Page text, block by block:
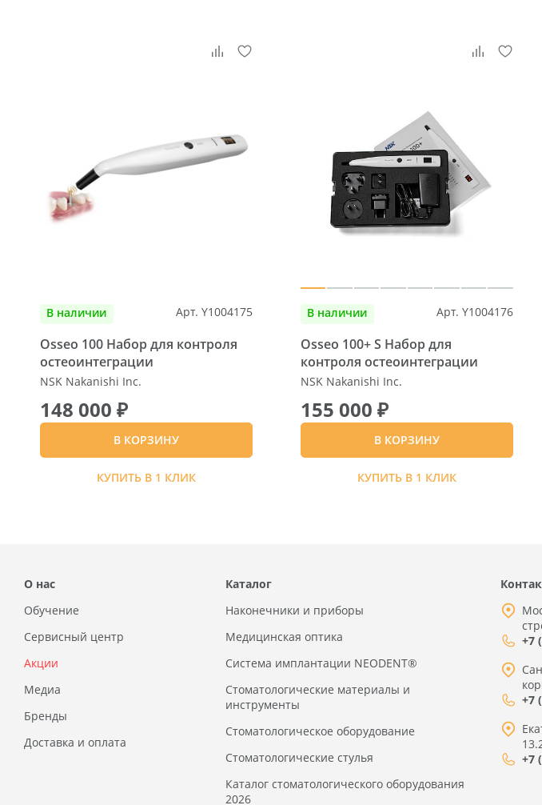
В наличии Арт. Y1004175
Osseo 100 Набор для контроля
остеоинтеграции
NSK Nakanishi Inc.
148 000 ₽
В КОРЗИНУ
КУПИТЬ В 1 КЛИК
В наличии Арт. Y1004176
Osseo 100+ S Набор для
контроля остеоинтеграции
NSK Nakanishi Inc.
155 000 ₽
В КОРЗИНУ
КУПИТЬ В 1 КЛИК
О нас
Обучение
Сервисный центр
Акции
Медиа
Бренды
Доставка и оплата
Каталог
Наконечники и приборы
Медицинская оптика
Система имплантации NEODENT®
Стоматологические материалы и
инструменты
Стоматологическое оборудование
Стоматологические стулья
Каталог стоматологического оборудования
2026
+7
+7
+7